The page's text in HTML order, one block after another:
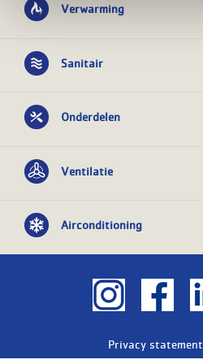
Verwarming
Sanitair
Onderdelen
Ventilatie
Airconditioning
Privacy statement